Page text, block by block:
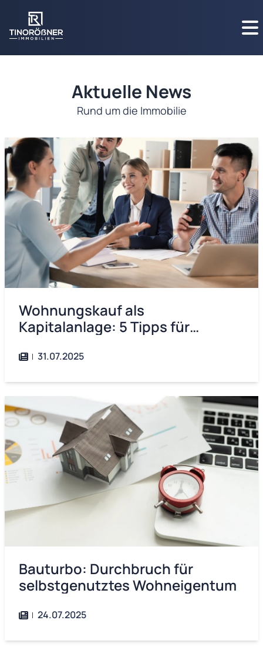
Aktuelle News
Rund um die Immobilie
Wohnungskauf als
Kapitalanlage: 5 Tipps für
31.07.2025
Bauturbo: Durchbruch für
selbstgenutztes Wohneigentum
24.07.2025